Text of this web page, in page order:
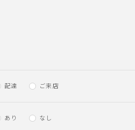
配達 ご来店
あり なし